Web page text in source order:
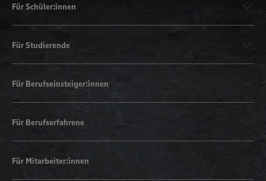
Für Schüler:innen
Für Studierende
Für Berufseinsteiger:innen
Für Berufserfahrene
Für Mitarbeiter:innen